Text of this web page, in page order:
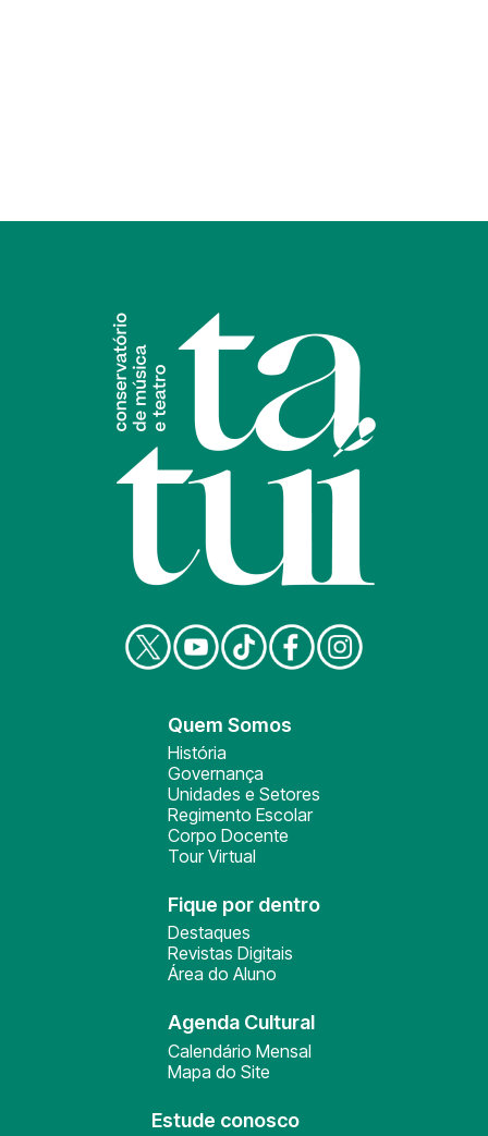
Quem Somos
História
Governança
Unidades e Setores
Regimento Escolar
Corpo Docente
Tour Virtual
Fique por dentro
Destaques
Revistas Digitais
Área do Aluno
Agenda Cultural
Calendário Mensal
Mapa do Site
Estude conosco